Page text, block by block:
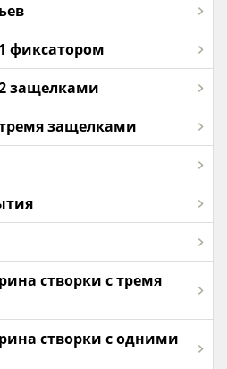
фиксатором
защелками
защелками
створки с тремя
створки с одними